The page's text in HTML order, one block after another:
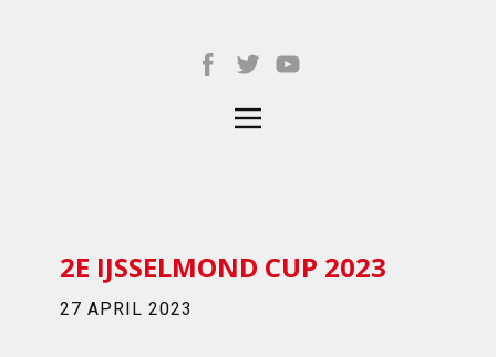
2E IJSSELMOND CUP 2023
27 APRIL 2023